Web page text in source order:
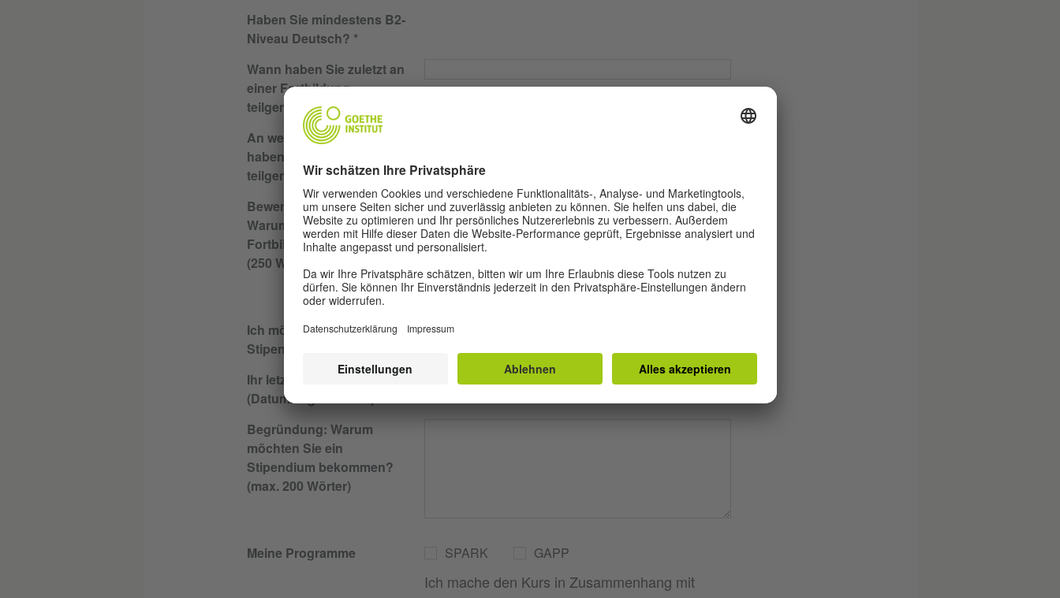
Haben Sie mindestens B2-
Niveau Deutsch?
Wann haben Sie zuletzt an
einer Fortbildung
teilgenommen?
An welcher Fortbildung
haben Sie
teilgenommen?
Bewerbungsschreiben:
Warum möchten Sie an der
Fortbildung teilnehmen?
(250 Wörter)
Ich möchte mich für ein
Stipendium bewerben.
Ja
Ihr letztes Stipendium
(Datum/Organisation)
Begründung: Warum
möchten Sie ein
Stipendium bekommen?
(max. 200 Wörter)
Meine Programme SPARK GAPP
Ich mache den Kurs in Zusammenhang mit